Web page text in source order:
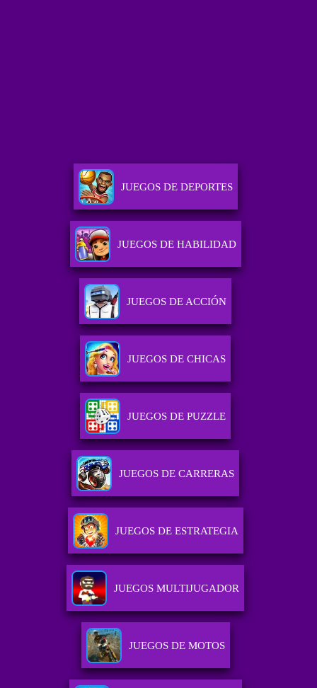
JUEGOS DE DEPORTES
JUEGOS DE HABILIDAD
JUEGOS DE ACCIÓN
JUEGOS DE CHICAS
JUEGOS DE PUZZLE
JUEGOS DE CARRERAS
JUEGOS DE ESTRATEGIA
JUEGOS MULTIJUGADOR
JUEGOS DE MOTOS